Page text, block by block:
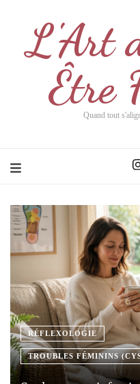
L'Art
Être
Quand tout
RÉFLEXOLOGIE
TROUBLES FÉMININS